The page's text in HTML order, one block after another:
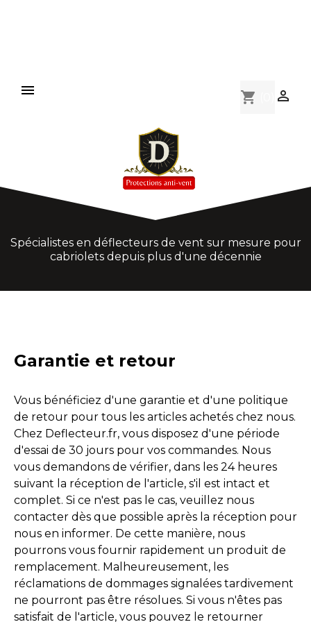
 shopping_cart 
Spécialistes en déflecteurs de vent sur mesure pour
cabriolets depuis plus d'une décennie
Spider 105 115 (1964-1994)
Spider 916 (1994-2005)
80 (1991-2000)
A3 8P (2009-2013)
TT 8S FV9 (2015-2025)
TT Roadster 8J (2006-2014)
TT Roadster 8N (1999-2006)
1-serie E88 (2008-2014)
2-serie F23 (2014-2022)
3-serie E30 (1985-1994)
Garantie et retour
Vous bénéficiez d'une garantie et d'une politique
de retour pour tous les articles achetés chez nous.
Chez Deflecteur.fr, vous disposez d'une période
d'essai de 30 jours pour vos commandes. Nous
vous demandons de vérifier, dans les 24 heures
suivant la réception de l'article, s'il est intact et
complet. Si ce n'est pas le cas, veuillez nous
contacter dès que possible après la réception pour
nous en informer. De cette manière, nous
pourrons vous fournir rapidement un produit de
remplacement. Malheureusement, les
réclamations de dommages signalées tardivement
ne pourront pas être résolues. Si vous n'êtes pas
satisfait de l'article, vous pouvez le retourner